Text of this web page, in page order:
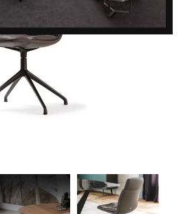
LUXURY DEALS!
with Our Imported
Appliances, and